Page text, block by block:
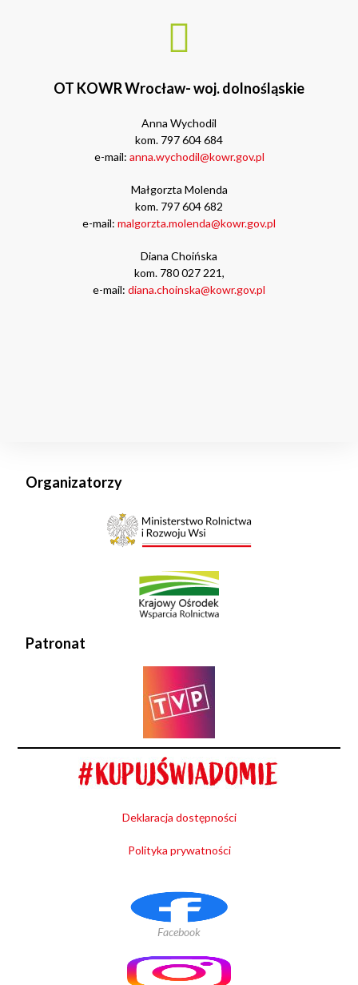
OT KOWR Wrocław- woj. dolnośląskie
Anna Wychodil
kom. 797 604 684
e-mail: anna.wychodil@kowr.gov.pl
Małgorzta Molenda
kom. 797 604 682
e-mail: malgorzta.molenda@kowr.gov.pl
Diana Choińska
kom. 780 027 221,
e-mail: diana.choinska@kowr.gov.pl
Organizatorzy
Patronat
Deklaracja dostępności
Polityka prywatności
Facebook